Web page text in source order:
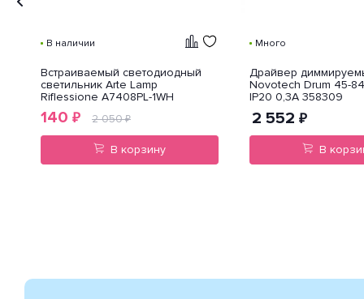
В наличии
Встраиваемый светодиодный
светильник Arte Lamp
Riflessione A7408PL-1WH
140 ₽ 2 050₽
В корзину
Много
Драйвер
Novotech Drum 45-
IP20 0,3A 358309
2 552 ₽
В